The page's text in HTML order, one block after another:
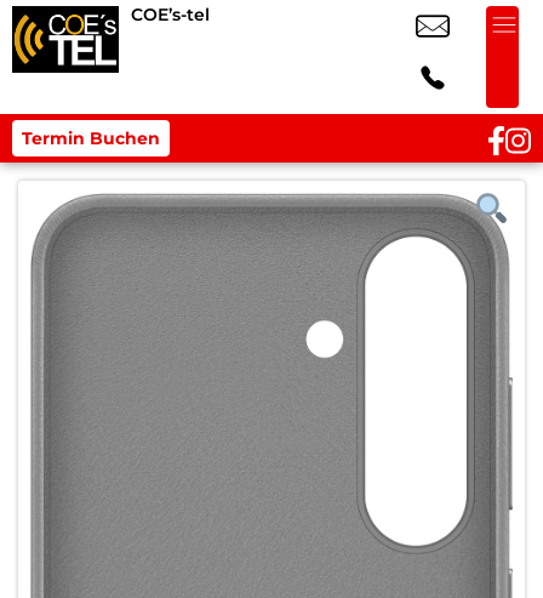
COE’s-tel
Termin Buchen